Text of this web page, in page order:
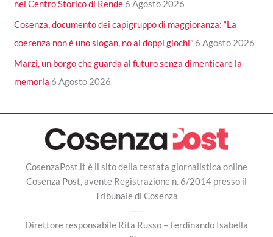
nel Centro Storico di Rende 6 Agosto 2026
Cosenza, documento dei capigruppo di maggioranza: “La
coerenza non è uno slogan, no ai doppi giochi” 6 Agosto 2026
Marzi, un borgo che guarda al futuro senza dimenticare la
memoria 6 Agosto 2026
CosenzaPost.it è il sito della testata giornalistica online
Cosenza Post, avente Registrazione n. 6/2014 presso il
Tribunale di Cosenza
----
Direttore responsabile Rita Russo – Ferdinando Isabella